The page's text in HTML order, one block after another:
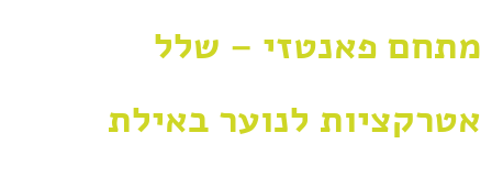
מתחם פאנטזי – שלל
אטרקציות לנוער באילת